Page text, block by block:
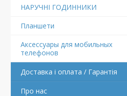
НАРУЧНІ ГОДИННИКИ
Планшети
Аксессуары для мобильных
телефонов
Доставка і оплата / Гарантія
Про нас